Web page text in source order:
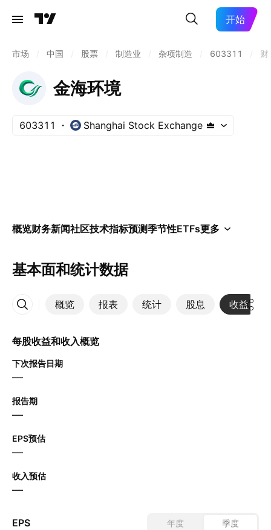
开始
市场 中国 股票 制造业 杂项制造 603311 财
金海环境
603311 Shanghai Stock Exchange
概览财务新闻社区技术指标预测季节性ETFs更多
基本面和统计数据
概览 报表 统计 股息 收益
更多
每股收益和收入概览
下次报告日期
—
报告期
—
EPS预估
—
收入预估
—
EPS 年度 季度